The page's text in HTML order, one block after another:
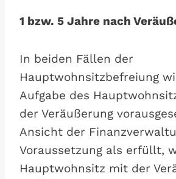
1 bzw. 5 Jahre nach
In beiden Fällen der
Hauptwohnsitzbefreiung
Aufgabe des
der Veräußerung
Ansicht der
Voraussetzung als erfüllt,
Hauptwohnsitz mit der